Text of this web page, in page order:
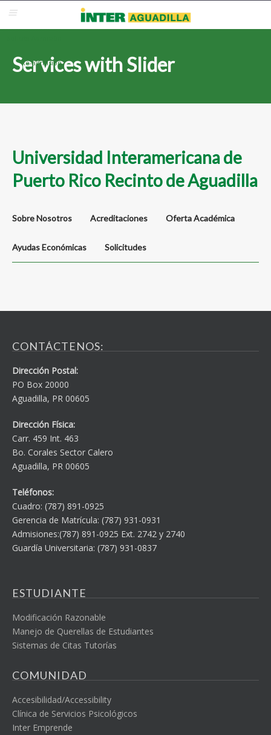
Correo Electrónico
Re-admisión
Services with Slider
Universidad Interamericana de
Puerto Rico Recinto de Aguadilla
Sobre Nosotros Acreditaciones Oferta Académica
Ayudas Económicas Solicitudes
CONTÁCTENOS:
Dirección Postal:
PO Box 20000
Aguadilla, PR 00605
Dirección Física:
Carr. 459 Int. 463
Bo. Corales Sector Calero
Aguadilla, PR 00605
Teléfonos:
Cuadro: (787) 891-0925
Gerencia de Matrícula: (787) 931-0931
Admisiones:(787) 891-0925 Ext. 2742 y 2740
Guardía Universitaria: (787) 931-0837
ESTUDIANTE
Modificación Razonable
Manejo de Querellas de Estudiantes
Sistemas de Citas Tutorías
COMUNIDAD
Accesibilidad/Accessibility
Clínica de Servicios Psicológicos
Inter Emprende